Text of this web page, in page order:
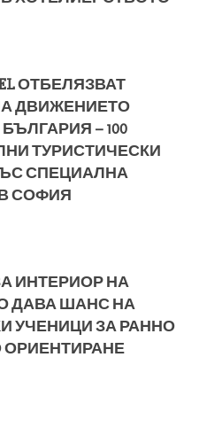
ОТБЕЛЯЗВАТ
ДВИЖЕНИЕТО
– 100
ТУРИСТИЧЕСКИ
СПЕЦИАЛНА
СОФИЯ
ИНТЕРИОР НА
ДАВА ШАНС НА
УЧЕНИЦИ ЗА РАННО
ОРИЕНТИРАНЕ